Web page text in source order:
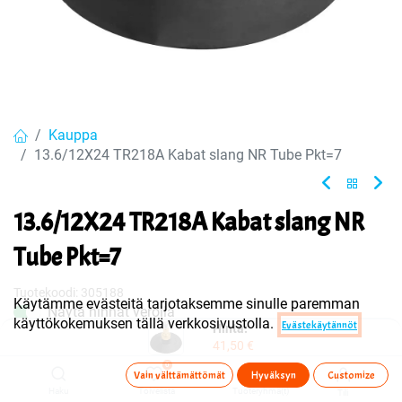
Hinta:
41,50 €
0
Toivelista Tuoteryhmä(t)
Kauppa
13.6/12X24 TR218A Kabat slang NR Tube Pkt=7
13.6/12X24 TR218A Kabat slang NR
Tube Pkt=7
Tuotekoodi: 305188
Näytä hinnat verolla
Sisältää ALV:n / kpl
Käytämme evästeitä tarjotaksemme sinulle paremman
käyttökokemuksen tällä verkkosivustolla.
Evästekäytännöt
Vain välttämättömät Hyväksyn Customize